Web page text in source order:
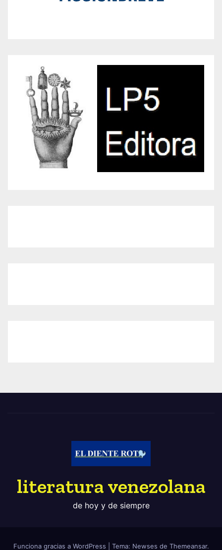
literatura venezolana
de hoy y de siempre
Funciona gracias a WordPress Tema: Newses de Themeansar.